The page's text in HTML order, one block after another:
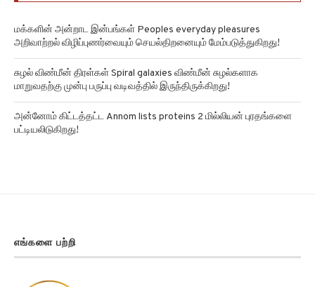
மக்களின் அன்றாட இன்பங்கள் Peoples everyday pleasures
அறிவாற்றல் விழிப்புணர்வையும் செயல்திறனையும் மேம்படுத்துகிறது!
சுழல் விண்மீன் திரள்கள் Spiral galaxies விண்மீன் சுழல்களாக
மாறுவதற்கு முன்பு பருப்பு வடிவத்தில் இருந்திருக்கிறது!
அன்னோம் கிட்டத்தட்ட Annom lists proteins 2 மில்லியன் புரதங்களை
பட்டியலிடுகிறது!
எங்களை பற்றி